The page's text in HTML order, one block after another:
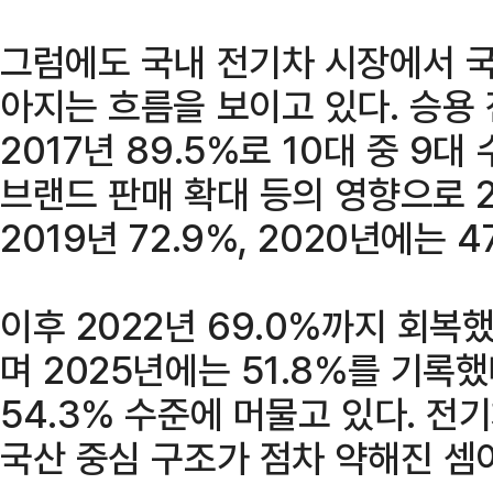
그럼에도 국내 전기차 시장에서
아지는 흐름을 보이고 있다. 승
2017년 89.5%로 10대 중 9대
브랜드 판매 확대 등의 영향으
2019년 72.9%, 2020년에는
이후 2022년 69.0%까지 회복
며 2025년에는 51.8%를 기록
54.3% 수준에 머물고 있다. 전
국산 중심 구조가 점차 약해진 셈